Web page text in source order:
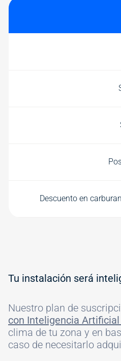
Descuento en
Tu instalación será
Nuestro plan de
con Inteligencia Artificial
clima de tu zona y en
caso de necesitarlo